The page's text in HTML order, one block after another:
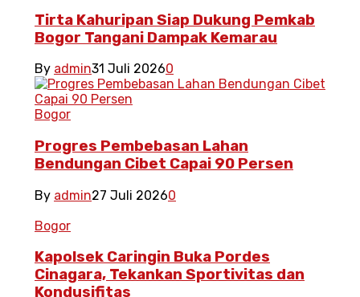
Tirta Kahuripan Siap Dukung Pemkab
Bogor Tangani Dampak Kemarau
By admin31 Juli 20260
Bogor
Progres Pembebasan Lahan
Bendungan Cibet Capai 90 Persen
By admin27 Juli 20260
Bogor
Kapolsek Caringin Buka Pordes
Cinagara, Tekankan Sportivitas dan
Kondusifitas